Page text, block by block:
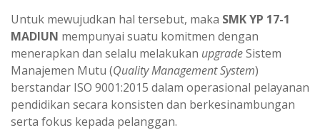
Untuk mewujudkan hal tersebut, maka SMK YP 17-1
MADIUN mempunyai suatu komitmen dengan
menerapkan dan selalu melakukan upgradeSistem
Manajemen Mutu (Quality Management System)
berstandar ISO 9001:2015 dalam operasional pelayanan
pendidikan secara konsisten dan berkesinambungan
serta fokus kepada pelanggan.